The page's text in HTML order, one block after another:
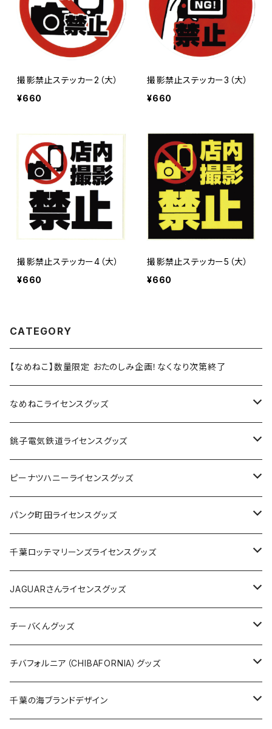
撮影禁止ステッカー2（大）
¥660
撮影禁止ステッカー3（大）
¥660
撮影禁止ステッカー4（大）
¥660
撮影禁止ステッカー5（大）
¥660
CATEGORY
【なめねこ】数量限定 おたのしみ企画！なくなり次第終了
なめねこライセンスグッズ
Tシャツ
キャップ
ステッカー
缶バッジ
ホテルキーホルダー
銚子電気鉄道ライセンスグッズ
ステッカー
缶バッジ
アクリルキーホルダー
ホテルキーホルダー
クリアファイル
Tシャツ
キャップ
ピーナツハニーライセンスグッズ
Tシャツ
キャップ
バッグ
ステッカー
缶バッジ
キーホルダー
パンク町田ライセンスグッズ
Tシャツ
キャップ
バッグ
ステッカー
缶バッジ
千葉ロッテマリーンズライセンスグッズ
ステッカー
ステッカー
ステッカー大
缶バッジ
缶バッジ32mm
缶バッジ54mm
エコバッグ
JAGUARさんコラボグッズ
JAGUARさんライセンスグッズ
Tシャツ
ステッカー
缶バッジ
チーバくんグッズ
Tシャツ
キャップ
チバフォルニア（CHIBAFORNIA）グッズ
Tシャツ
千葉の海ブランドデザイン